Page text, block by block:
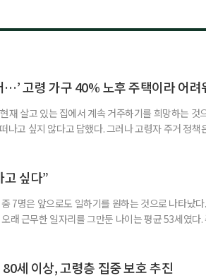
…’ 고령 가구 40% 노후 주택이라 어려
재 살고 있는 집에서 계속 거주하기를 희망하는 것
나고 싶지 않다고 답했다. 그러나 고령자 주거 정책
른 고령자 주거-돌봄 협업 체계 구축 방안’ 보고서는
싶다”
7명은 앞으로도 일하기를 원하는 것으로 나타났
래 근무한 일자리를 그만둔 나이는 평균 53세였다
가했다. 15세 이상 인구에서 차지하는 비중은
세 이상, 고령층 집중 보호 추진